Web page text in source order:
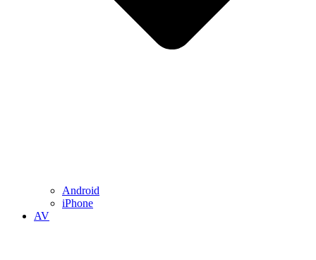
Android
iPhone
AV